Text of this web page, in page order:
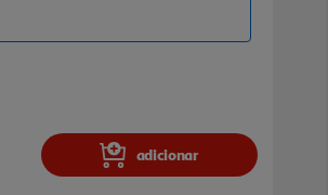
adicionar